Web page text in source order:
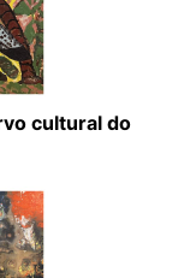
cultural do